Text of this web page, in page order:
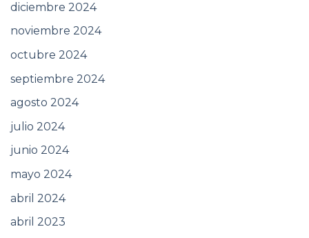
diciembre 2024
noviembre 2024
octubre 2024
septiembre 2024
agosto 2024
julio 2024
junio 2024
mayo 2024
abril 2024
abril 2023